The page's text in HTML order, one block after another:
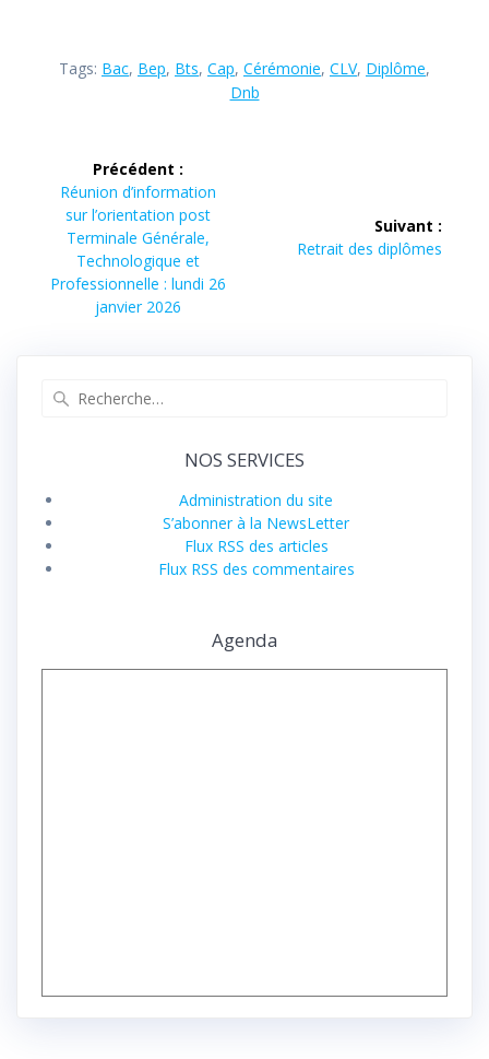
Tags: Bac, Bep, Bts, Cap, Cérémonie, CLV, Diplôme,
Dnb
Navigation
l’article
Précédent :
Article
précédent :
Réunion d’information
sur l’orientation post
Terminale Générale,
Technologique et
Professionnelle : lundi 26
janvier 2026
Suivant :
Article
Retrait des diplômes
NOS SERVICES
Administration du site
S’abonner à la NewsLetter
Flux RSS des articles
Flux RSS des commentaires
Agenda